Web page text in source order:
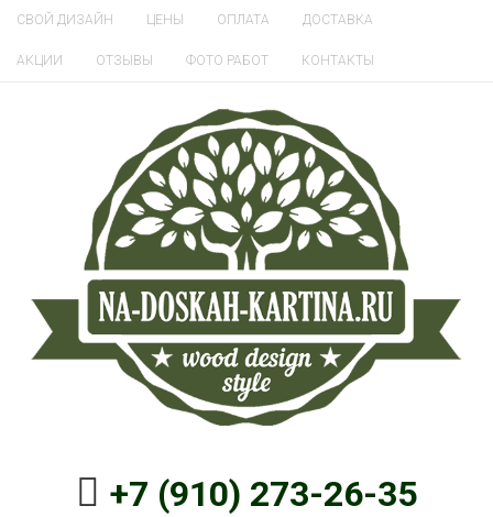
СВОЙ ДИЗАЙН ЦЕНЫ ОПЛАТА ДОСТАВКА
АКЦИИ ОТЗЫВЫ ФОТО РАБОТ КОНТАКТЫ
+7 (910) 273-26-35